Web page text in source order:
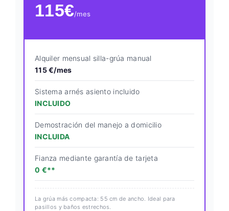
115€/mes
Alquiler mensual silla-grúa manual
115 €/mes
Sistema arnés asiento incluido
INCLUIDO
Demostración del manejo a domicilio
INCLUIDA
Fianza mediante garantía de tarjeta
0 €**
La grúa más compacta: 55 cm de ancho. Ideal para
pasillos y baños estrechos.